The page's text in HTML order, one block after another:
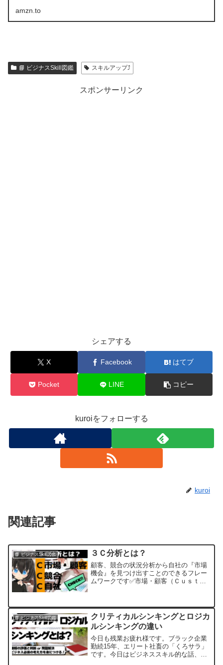
amzn.to
📘 ビジナスSkill図鑑 スキルアップ⤴️
スポンサーリンク
シェアする
X Facebook はてブ
Pocket LINE コピー
kuroiをフォローする
kuroi
関連記事
📘 ビジナスSkill図鑑 ３Ｃ分析とは？
顧客、競合の状況分析から自社の『市場
機会』を見つけ出すことのできるフレー
ムワークです✅市場・顧客（Ｃｕｓｔｏ
属性の頭文字を取って”３Ｃ”分析といい
ます。自社、内部だけを...
📘 ビジナスSkill図鑑
クリティカルシンキングとロジカ
ルシンキングの違い
今日も残業お疲れ様です。ブラック企業
勤続15年、エリート社畜の「くろサラ」
です。今日はビジネススキル的な話、